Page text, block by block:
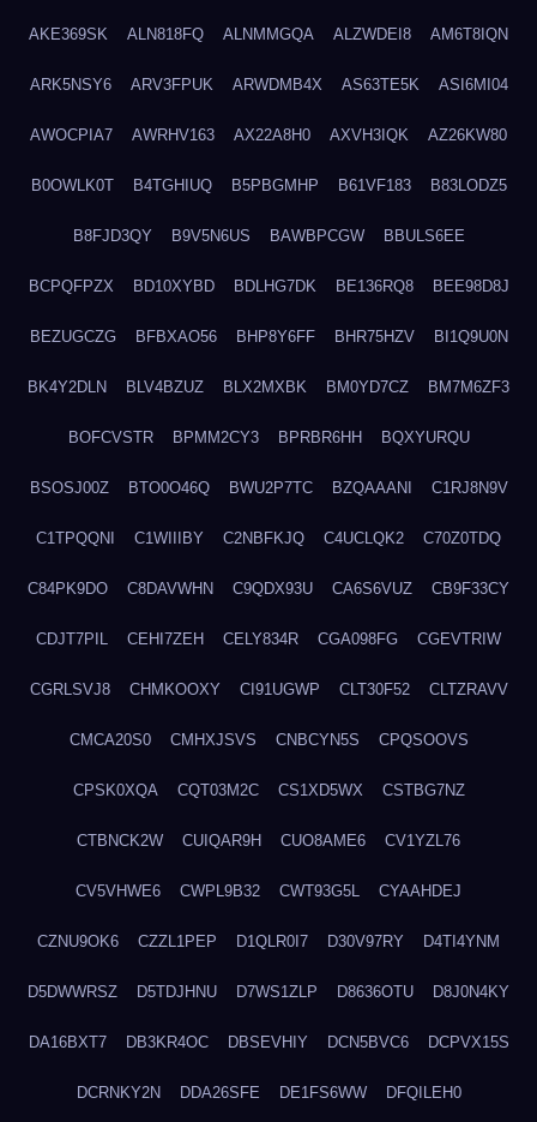
AKE369SK ALN818FQ ALNMMGQA ALZWDEI8 AM6T8IQN
ARK5NSY6 ARV3FPUK ARWDMB4X AS63TE5K ASI6MI04
AWOCPIA7 AWRHV163 AX22A8H0 AXVH3IQK AZ26KW80
B0OWLK0T B4TGHIUQ B5PBGMHP B61VF183 B83LODZ5
B8FJD3QY B9V5N6US BAWBPCGW BBULS6EE
BCPQFPZX BD10XYBD BDLHG7DK BE136RQ8 BEE98D8J
BEZUGCZG BFBXAO56 BHP8Y6FF BHR75HZV BI1Q9U0N
BK4Y2DLN BLV4BZUZ BLX2MXBK BM0YD7CZ BM7M6ZF3
BOFCVSTR BPMM2CY3 BPRBR6HH BQXYURQU
BSOSJ00Z BTO0O46Q BWU2P7TC BZQAAANI C1RJ8N9V
C1TPQQNI C1WIIIBY C2NBFKJQ C4UCLQK2 C70Z0TDQ
C84PK9DO C8DAVWHN C9QDX93U CA6S6VUZ CB9F33CY
CDJT7PIL CEHI7ZEH CELY834R CGA098FG CGEVTRIW
CGRLSVJ8 CHMKOOXY CI91UGWP CLT30F52 CLTZRAVV
CMCA20S0 CMHXJSVS CNBCYN5S CPQSOOVS
CPSK0XQA CQT03M2C CS1XD5WX CSTBG7NZ
CTBNCK2W CUIQAR9H CUO8AME6 CV1YZL76
CV5VHWE6 CWPL9B32 CWT93G5L CYAAHDEJ
CZNU9OK6 CZZL1PEP D1QLR0I7 D30V97RY D4TI4YNM
D5DWWRSZ D5TDJHNU D7WS1ZLP D8636OTU D8J0N4KY
DA16BXT7 DB3KR4OC DBSEVHIY DCN5BVC6 DCPVX15S
DCRNKY2N DDA26SFE DE1FS6WW DFQILEH0